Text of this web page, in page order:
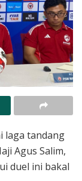
laga tandang
Agus Salim,
duel ini bakal